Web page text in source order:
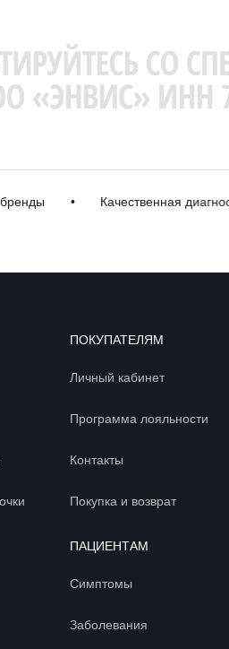
• Качественная диагностика
ПОКУПАТЕЛЯМ
Личный кабинет
Программа лояльности
Контакты
Покупка и возврат
ПАЦИЕНТАМ
Симптомы
Заболевания